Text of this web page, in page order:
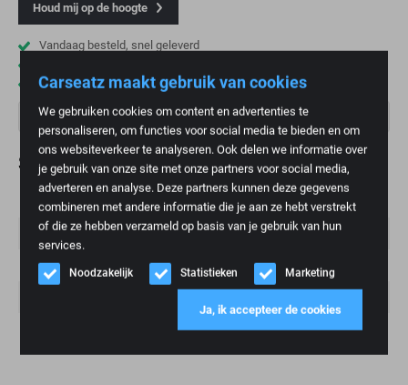
Carseatz maakt gebruik van cookies
We gebruiken cookies om content en advertenties te
personaliseren, om functies voor social media te bieden en om
ons websiteverkeer te analyseren. Ook delen we informatie over
je gebruik van onze site met onze partners voor social media,
adverteren en analyse. Deze partners kunnen deze gegevens
combineren met andere informatie die je aan ze hebt verstrekt
of die ze hebben verzameld op basis van je gebruik van hun
services.
Noodzakelijk Statistieken Marketing
Ja, ik accepteer de cookies
Houd mij op de hoogte
Vandaag besteld, snel geleverd
Wereldwijde verzending
Specificaties
Gewicht 70 kg
Merk Volkswagen
Conditie Demo
Polo 6